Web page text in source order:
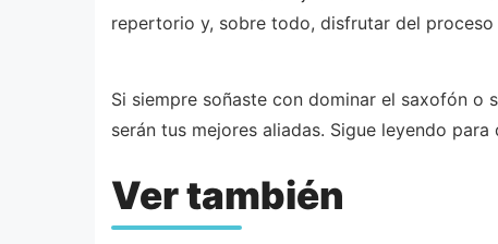
repertorio y, sobre todo, disfrutar del
Si siempre soñaste con dominar el saxofón o
serán tus mejores aliadas. Sigue leyendo
Ver también